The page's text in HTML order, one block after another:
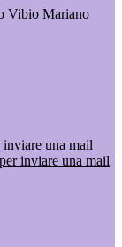
Vibio Mariano
una mail
inviare una mail